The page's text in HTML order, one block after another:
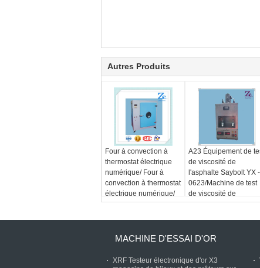
Autres Produits
Four à convection à
thermostat électrique
numérique/ Four à
convection à thermostat
électrique numérique/
Étuve de séchage
A23 Équipement de
de viscosité de
l'asphalte Saybolt YX -
0623/Machine de test
de viscosité de
l'asphalte Saybolt
MACHINE D'ESSAI D'OR
XRF Testeur électronique d'or X3